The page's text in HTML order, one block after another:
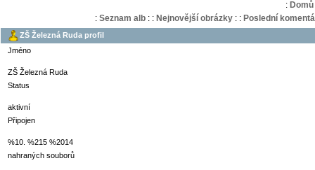
: Domů
: Seznam alb: : Nejnovější obrázky: : Poslední
ZŠ Železná Ruda profil
Jméno
ZŠ Železná Ruda
Status
aktivní
Připojen
%10. %215 %2014
nahraných souborů